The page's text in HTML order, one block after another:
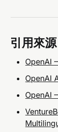
引用來源
OpenAI
OpenAI
OpenAI